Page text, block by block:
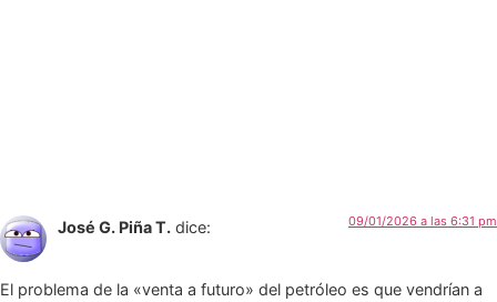
José G. Piña T. dice: 09/01/2026 a las 6:31 pm
El problema de la «venta a futuro» del petróleo es que vendrían a